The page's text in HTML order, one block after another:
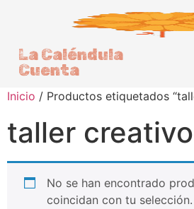
La Caléndula
Cuenta
Inicio / Productos etiquetados
taller creativo
No se han encontrado
coincidan con tu selección.